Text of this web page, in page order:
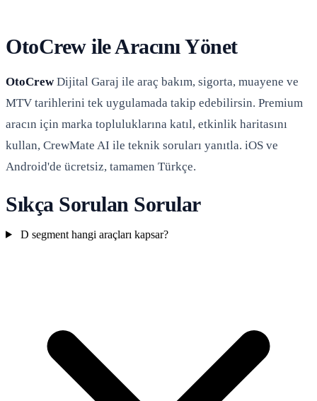
OtoCrew ile Aracını Yönet
OtoCrewDijital Garaj ile araç bakım, sigorta, muayene ve
MTV tarihlerini tek uygulamada takip edebilirsin. Premium
aracın için marka topluluklarına katıl, etkinlik haritasını
kullan, CrewMate AI ile teknik soruları yanıtla. iOS ve
Android'de ücretsiz, tamamen Türkçe.
Sıkça Sorulan Sorular
D segment hangi araçları kapsar?